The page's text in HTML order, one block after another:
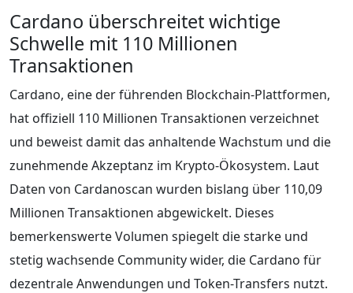
Cardano überschreitet wichtige
Schwelle mit 110 Millionen
Transaktionen
Cardano, eine der führenden Blockchain-Plattformen,
hat offiziell 110 Millionen Transaktionen verzeichnet
und beweist damit das anhaltende Wachstum und die
zunehmende Akzeptanz im Krypto-Ökosystem. Laut
Daten von Cardanoscan wurden bislang über 110,09
Millionen Transaktionen abgewickelt. Dieses
bemerkenswerte Volumen spiegelt die starke und
stetig wachsende Community wider, die Cardano für
dezentrale Anwendungen und Token-Transfers nutzt.